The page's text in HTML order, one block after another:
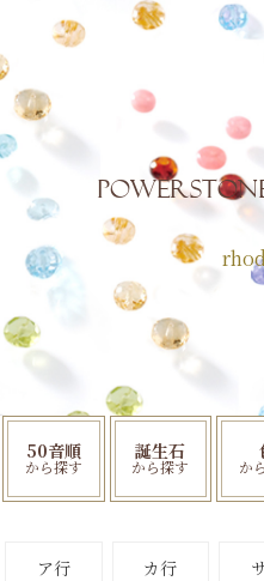
50音順
から探す
誕生石
から探す か
ア行 カ 行